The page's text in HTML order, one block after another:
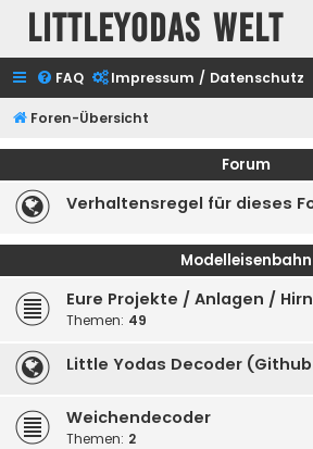
Littleyodas Welt
FAQ Impressum / Datenschutz
Foren-Übersicht
Forum
Verhaltensregel für dieses
Modelleisenbahn
Eure Projekte / Anlagen /
Themen: 49
Little Yodas Decoder
Weichendecoder
Themen: 2